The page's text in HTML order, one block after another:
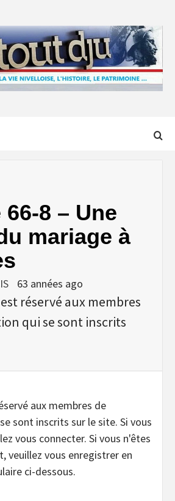
8 – Une
mariage à
63 années ago
réservé aux membres
qui se sont inscrits
aux membres de
sont inscrits sur le site. Si vous
vous connecter. Si vous n'êtes
veuillez vous enregistrer en
ci-dessous.